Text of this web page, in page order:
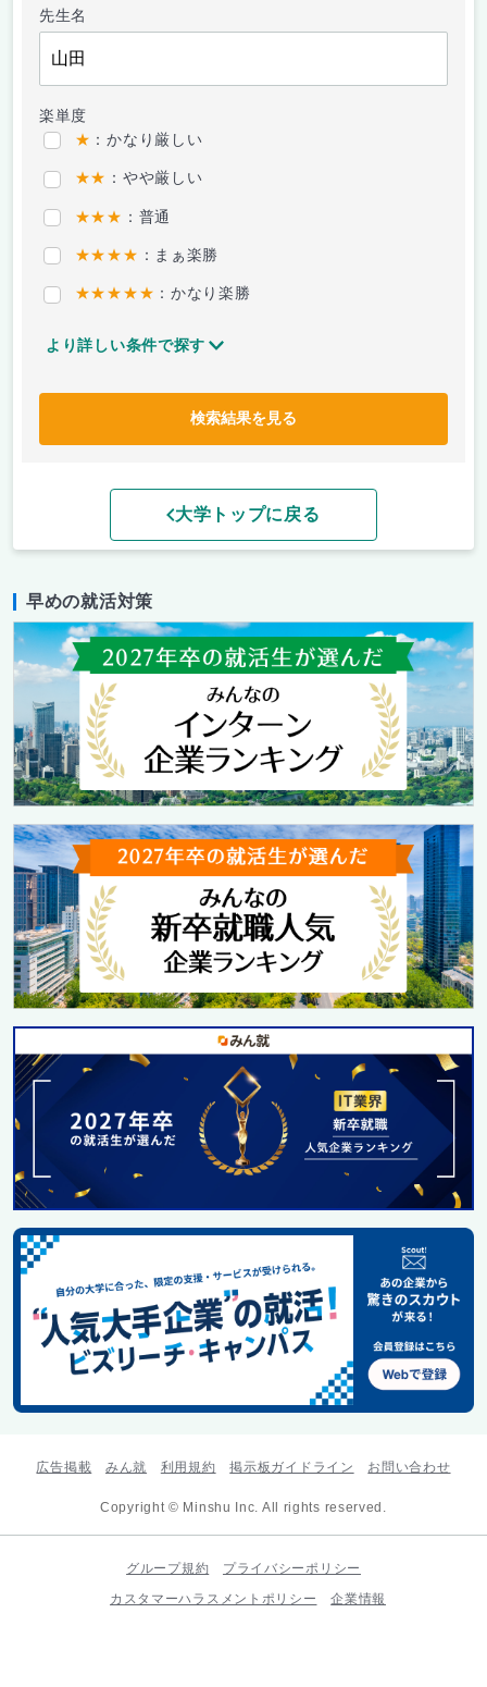
先生名
楽単度
★ ：かなり厳しい
★★ ：やや厳しい
★★★ ：普通
★★★★ ：まぁ楽勝
★★★★★ ：かなり楽勝
より詳しい条件で探す
検索結果を見る
大学トップに戻る
早めの就活対策
広告掲載 みん就 利用規約 掲示板ガイドライン お問い合わせ
Copyright © Minshu Inc. All rights reserved.
グループ規約
プライバシーポリシー
カスタマーハラスメントポリシー
企業情報